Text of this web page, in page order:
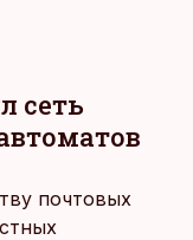
сеть
почтовых